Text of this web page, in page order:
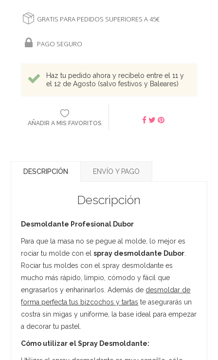
GRATIS PARA PEDIDOS SUPERIORES A 45€
PAGO SEGURO
Haz tu pedido ahora y recíbelo entre el 11 y
el 12 de Agosto (salvo festivos y Baleares)
AÑADIR A MIS FAVORITOS
DESCRIPCIÓN ENVÍO Y PAGO
Descripción
Desmoldante Profesional Dubor
Para que la masa no se pegue al molde, lo mejor es
rociar tu molde con elspray desmoldante Dubor
Rociar tus moldes con el spray desmoldante es
mucho más rápido, limpio, cómodo y fácil que
engrasarlos y enharinarlos. Además de desmoldar de
forma perfecta tus bizcochos y tartas te asegurarás un
costra sin migas y uniforme, la base ideal para empezar
a decorar tu pastel.
Cómo utilizar el Spray Desmoldante: